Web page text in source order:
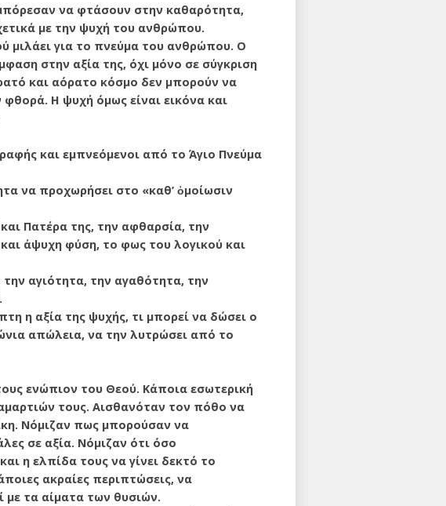
να φτάσουν στην καθαρότητα,
με την ψυχή του ανθρώπου.
μιλάει για το πνεύμα του ανθρώπου. Ο
στην αξία της, όχι μόνο σε σύγκριση
και αόρατο κόσμο δεν μπορούν να
Η ψυχή όμως είναι εικόνα και
και εμπνεόμενοι από το Άγιο Πνεύμα
να προχωρήσει στο «καθ’ ὁμοίωσιν
Πατέρα της, την αφθαρσία, την
άψυχη φύση, το φως του λογικού και
αγιότητα, την αγαθότητα, την
η αξία της ψυχής, τι μπορεί να δώσει ο
απώλεια, να την λυτρώσει από το
ενώπιον του Θεού. Κάποια εσωτερική
τους. Αισθανόταν τον πόθο να
Νόμιζαν πως μπορούσαν να
σε αξία. Νόμιζαν ότι όσο
η ελπίδα τους να γίνει δεκτό το
ακραίες περιπτώσεις, να
με τα αίματα των θυσιών.